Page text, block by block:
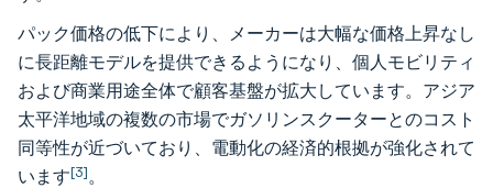
パック価格の低下により、メーカーは大幅な価格上昇なし
に長距離モデルを提供できるようになり、個人モビリティ
および商業用途全体で顧客基盤が拡大しています。アジア
太平洋地域の複数の市場でガソリンスクーターとのコスト
同等性が近づいており、電動化の経済的根拠が強化されて
います[3]。